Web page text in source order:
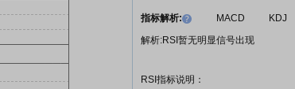
指标解析: MACD KDJ
解析:RSI暂无明显信号出现
RSI指标说明：